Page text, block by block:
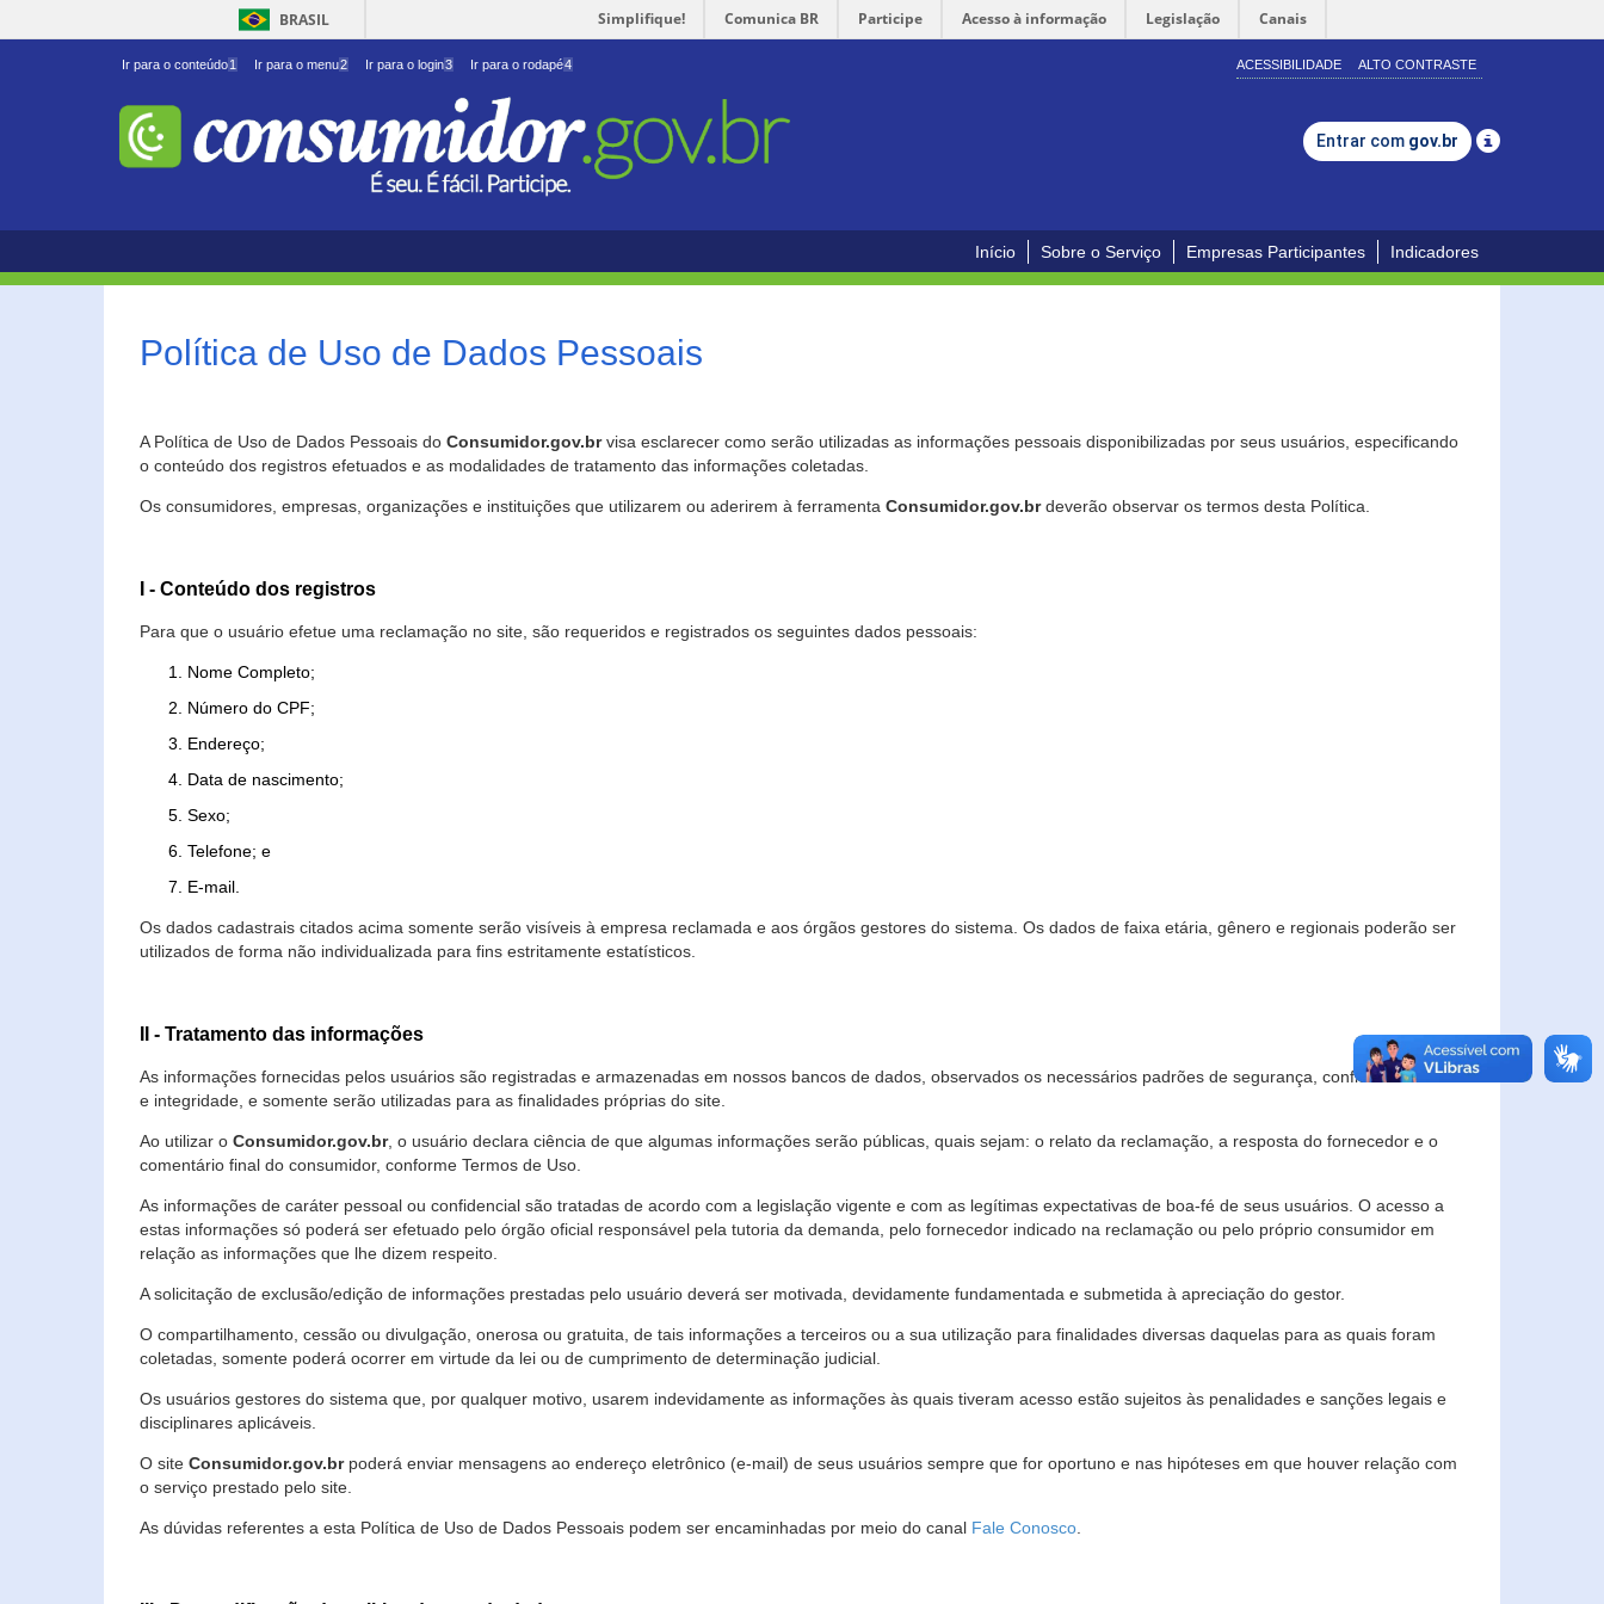
BRASIL Simplifique! Comunica BR Participe Acesso à informação Legislação Canais
Ir para o conteúdo1 Ir para o menu2 Ir para o login3 Ir para o rodapé4 ACESSIBILIDADE ALTO CONTRASTE
Entrar com gov.br
Início Sobre o Serviço Empresas Participantes Indicadores
Política de Uso de Dados Pessoais
A Política de Uso de Dados Pessoais do Consumidor.gov.brvisa esclarecer como serão utilizadas as informações pessoais disponibilizadas por seus usuários, especificando
o conteúdo dos registros efetuados e as modalidades de tratamento das informações coletadas.
Os consumidores, empresas, organizações e instituições que utilizarem ou aderirem à ferramenta Consumidor.gov.brdeverão observar os termos desta Política.
I - Conteúdo dos registros
Para que o usuário efetue uma reclamação no site, são requeridos e registrados os seguintes dados pessoais:
Nome Completo;
Número do CPF;
Endereço;
Data de nascimento;
Sexo;
Telefone; e
E-mail.
Os dados cadastrais citados acima somente serão visíveis à empresa reclamada e aos órgãos gestores do sistema. Os dados de faixa etária, gênero e regionais poderão ser
utilizados de forma não individualizada para fins estritamente estatísticos.
II - Tratamento das informações
As informações fornecidas pelos usuários são registradas e armazenadas em nossos bancos de dados, observados os necessários padrões de segurança, confidencialidade
e integridade, e somente serão utilizadas para as finalidades próprias do site.
Ao utilizar o Consumidor.gov.br, o usuário declara ciência de que algumas informações serão públicas, quais sejam: o relato da reclamação, a resposta do fornecedor e o
comentário final do consumidor, conforme Termos de Uso.
As informações de caráter pessoal ou confidencial são tratadas de acordo com a legislação vigente e com as legítimas expectativas de boa-fé de seus usuários. O acesso a
estas informações só poderá ser efetuado pelo órgão oficial responsável pela tutoria da demanda, pelo fornecedor indicado na reclamação ou pelo próprio consumidor em
relação as informações que lhe dizem respeito.
A solicitação de exclusão/edição de informações prestadas pelo usuário deverá ser motivada, devidamente fundamentada e submetida à apreciação do gestor.
O compartilhamento, cessão ou divulgação, onerosa ou gratuita, de tais informações a terceiros ou a sua utilização para finalidades diversas daquelas para as quais foram
coletadas, somente poderá ocorrer em virtude da lei ou de cumprimento de determinação judicial.
Os usuários gestores do sistema que, por qualquer motivo, usarem indevidamente as informações às quais tiveram acesso estão sujeitos às penalidades e sanções legais e
disciplinares aplicáveis.
O site Consumidor.gov.brpoderá enviar mensagens ao endereço eletrônico (e-mail) de seus usuários sempre que for oportuno e nas hipóteses em que houver relação com
o serviço prestado pelo site.
As dúvidas referentes a esta Política de Uso de Dados Pessoais podem ser encaminhadas por meio do canal Fale Conosco